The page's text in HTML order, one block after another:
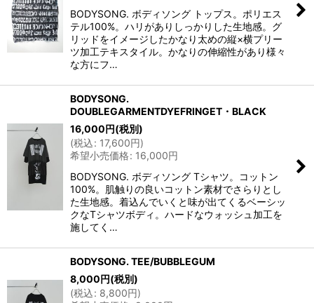
BODYSONG. ボディソング トップス。ポリエス
テル100%。ハリがありしっかりした生地感。グ
リッドをイメージしたかなり太めの縦×横プリー
ツ加工テキスタイル。かなりの伸縮性があり様々
な方にフ…
BODYSONG.
DOUBLEGARMENTDYEFRINGET・BLACK
16,000円(税別)
(税込: 17,600円)
希望小売価格: 16,000円
BODYSONG. ボディソング Tシャツ。コットン
100%。肌触りの良いコットン素材でさらりとし
た生地感。着込んでいくと味が出てくるベーシッ
クなTシャツボディ。ハードなウォッシュ加工を
施してく…
BODYSONG. TEE/BUBBLEGUM
8,000円(税別)
(税込: 8,800円)